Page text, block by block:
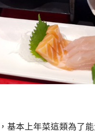
基本上年菜這類為了能